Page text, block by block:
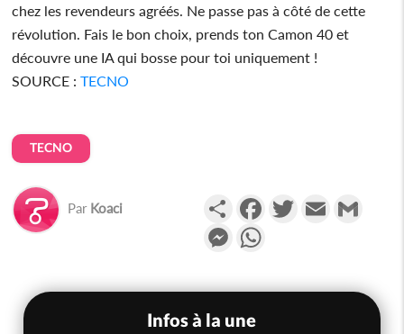
chez les revendeurs agréés. Ne passe pas à côté de cette
révolution. Fais le bon choix, prends ton Camon 40 et
découvre une IA qui bosse pour toi uniquement !
SOURCE :TECNO
TECNO
Par Koaci PartagerFacebookTwitterEmail
Messenger
Infos à la une